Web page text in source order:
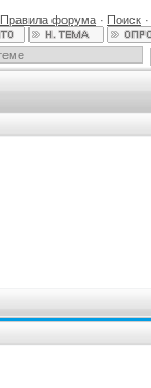
Правила форума · Поиск ·